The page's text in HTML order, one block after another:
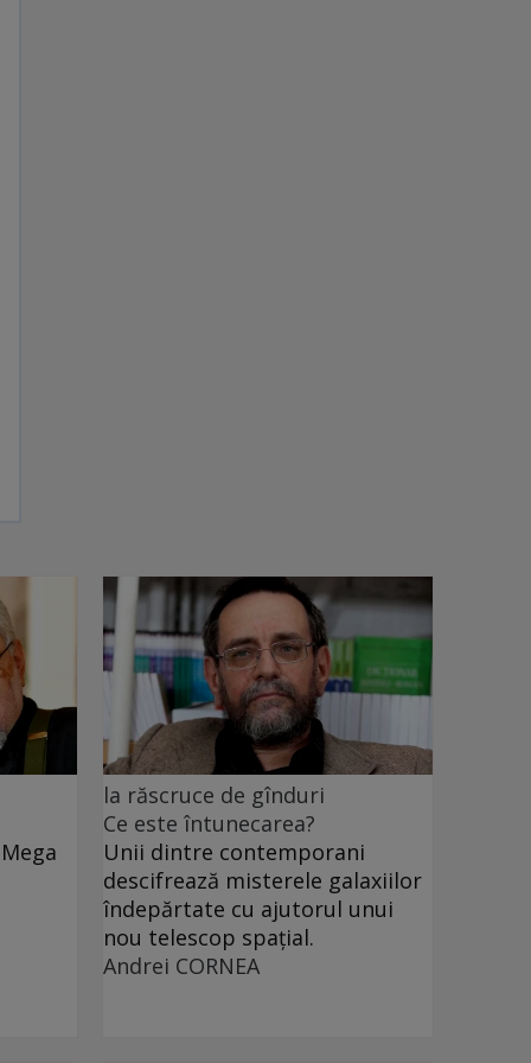
la răscruce de gînduri
Ce este întunecarea?
Unii dintre contemporani
descifrează misterele galaxiilor
îndepărtate cu ajutorul unui
nou telescop spațial.
Andrei CORNEA